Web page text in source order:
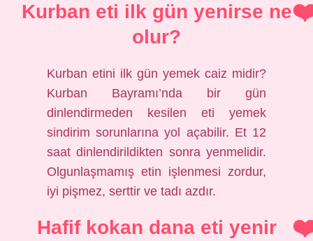
Kurban eti ilk gün yenirse ne
olur?
Kurban etini ilk gün yemek caiz midir?
Kurban Bayramı’nda bir gün
dinlendirmeden kesilen eti yemek
sindirim sorunlarına yol açabilir. Et 12
saat dinlendirildikten sonra yenmelidir.
Olgunlaşmamış etin işlenmesi zordur,
iyi pişmez, serttir ve tadı azdır.
Hafif kokan dana eti yenir